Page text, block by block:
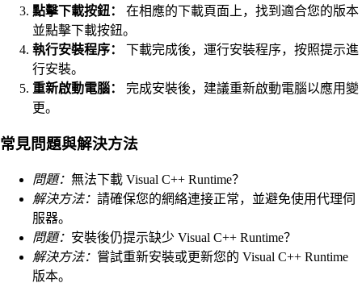
點擊下載按鈕：
在相應的下載頁面上，找到適合您的版本
並點擊下載按鈕。
執行安裝程序：
下載完成後，運行安裝程序，按照提示進
行安裝。
重新啟動電腦：
完成安裝後，建議重新啟動電腦以應用變
更。
常見問題與解決方法
問題： 無法下載 Visual C++ Runtime？
解決方法： 請確保您的網絡連接正常，並避免使用代理伺
服器。
問題： 安裝後仍提示缺少 Visual C++ Runtime？
解決方法： 嘗試重新安裝或更新您的 Visual C++ Runtime
版本。